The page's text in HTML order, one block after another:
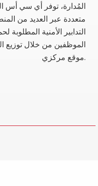
المُدارة، توفر أي سي أس
متعددة عبر العديد من
التدابير الأمنية المطلوبة
الموظفين من خلال توزيع
موقع مركزي.